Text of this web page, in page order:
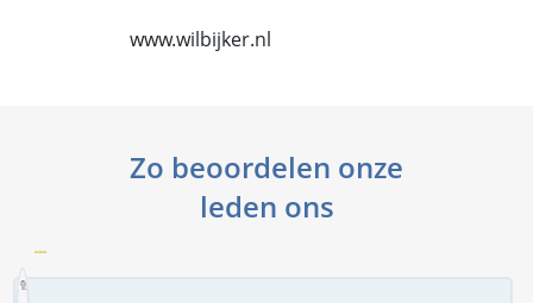
www.wilbijker.nl
Zo beoordelen onze
leden ons